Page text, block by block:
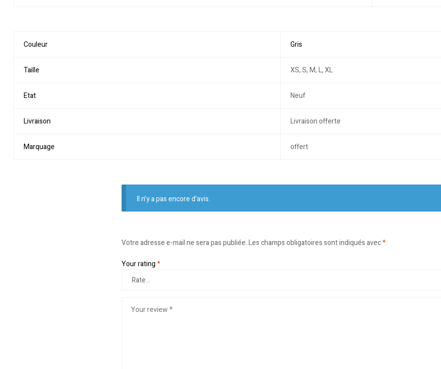
Couleur Gris
Taille XS, S, M, L, XL
Etat Neuf
Livraison Livraison offerte
Marquage offert
Il n’y a pas encore d’avis.
Votre adresse e-mail ne sera pas publiée.Les champs obligatoires sont indiqués avec*
Your rating*